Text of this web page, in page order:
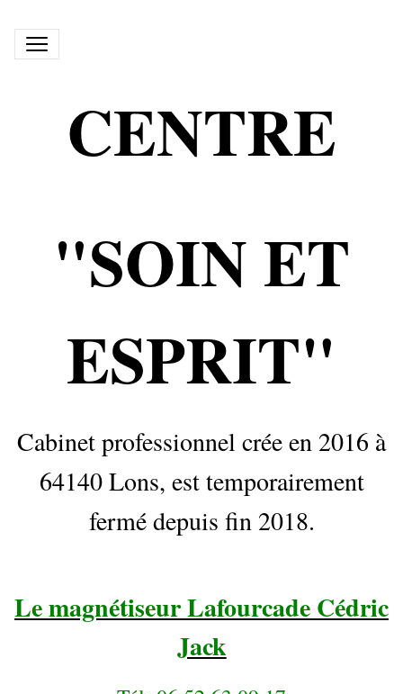
CENTRE
"SOIN ET
ESPRIT"
Cabinet professionnel crée en 2016 à
64140 Lons, est temporairement
fermé depuis fin 2018.
Le magnétiseur Lafourcade Cédric
Jack